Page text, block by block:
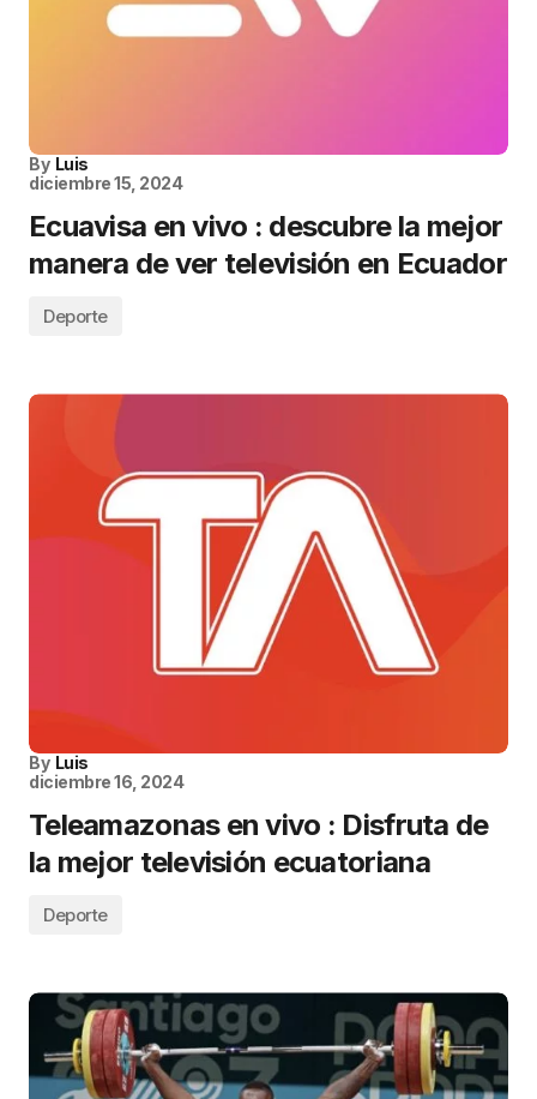
By Luis
diciembre 15, 2024
Ecuavisa en vivo : descubre la mejor
manera de ver televisión en Ecuador
Deporte
By Luis
diciembre 16, 2024
Teleamazonas en vivo : Disfruta de
la mejor televisión ecuatoriana
Deporte